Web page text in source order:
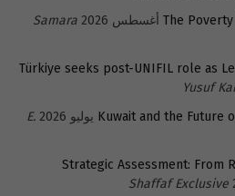
The
Samara
Türkiye seeks post-UNIFIL role as
Yusuf
Kuwait and the Future
E.
Strategic Assessment: From
Shaffaf Exclusive